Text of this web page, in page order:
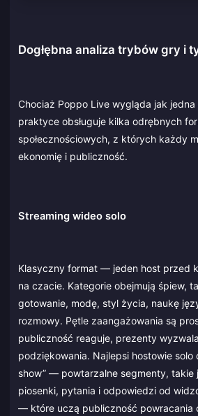
Dogłębna analiza trybów gry i
Chociaż Poppo Live wygląda jak
praktyce obsługuje kilka odrębnych
społecznościowych, z których każdy
ekonomię i publiczność.
Streaming wideo solo
Klasyczny format — jeden host przed
na czacie. Kategorie obejmują śpiew,
gotowanie, modę, styl życia, naukę
rozmowy. Pętle zaangażowania są
publiczność reaguje, prezenty
podziękowania. Najlepsi hostowie solo
show” — powtarzalne segmenty, takie
piosenki, pytania i odpowiedzi od
— które uczą publiczność powracania